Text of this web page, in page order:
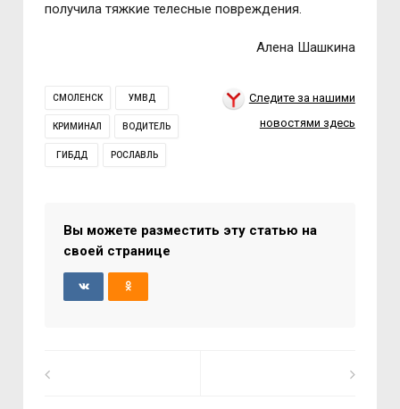
получила тяжкие телесные повреждения.
Алена Шашкина
СМОЛЕНСК УМВД
КРИМИНАЛ ВОДИТЕЛЬ
ГИБДД РОСЛАВЛЬ
Следите за нашими
новостями здесь
Вы можете разместить эту статью на
своей странице